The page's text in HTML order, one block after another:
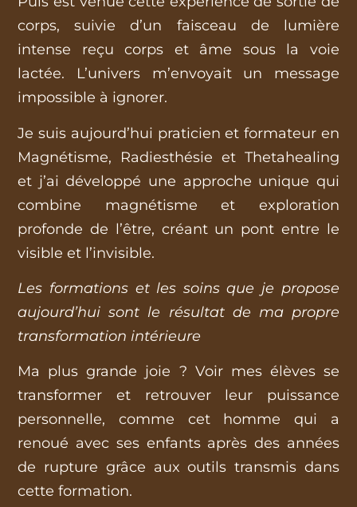
corps, suivie d’un faisceau de lumière
intense reçu corps et âme sous la voie
lactée. L’univers m’envoyait un message
impossible à ignorer.
Je suis aujourd’hui praticien et formateur en
Magnétisme, Radiesthésie et Thetahealing
et j’ai développé une approche unique qui
combine magnétisme et exploration
profonde de l’être, créant un pont entre le
visible et l’invisible.
Les formations et les soins que je propose
aujourd’hui sont le résultat de ma propre
transformation intérieure
Ma plus grande joie ? Voir mes élèves se
transformer et retrouver leur puissance
personnelle, comme cet homme qui a
renoué avec ses enfants après des années
de rupture grâce aux outils transmis dans
cette formation.